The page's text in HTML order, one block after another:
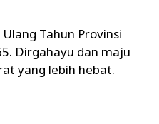
Tahun Provinsi
Dirgahayu dan maju
yang lebih hebat.